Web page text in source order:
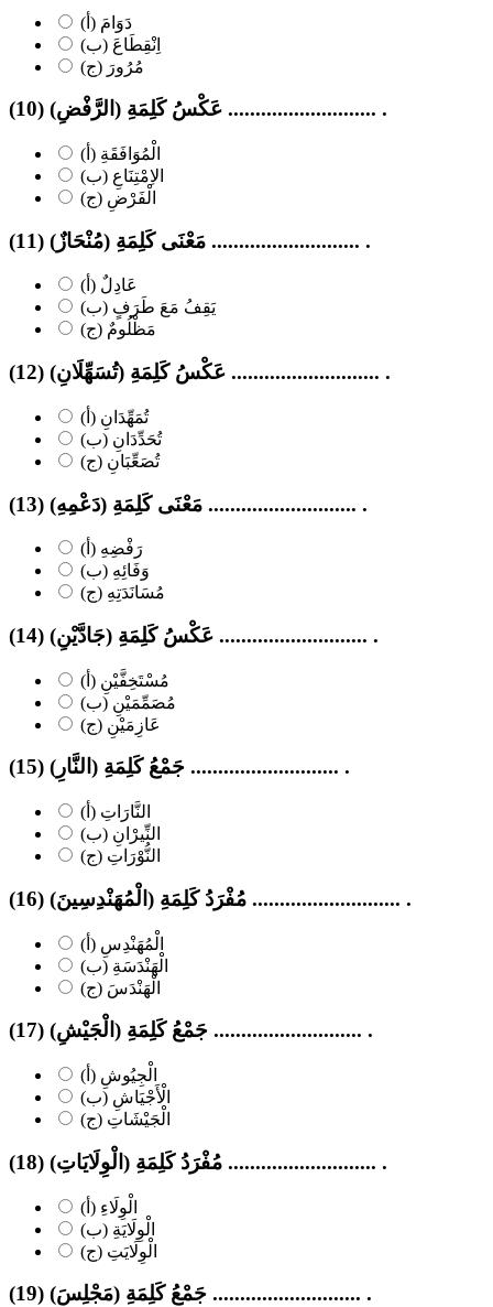
(أ) دَوَامَ
(ب) اِنْقِطَاعَ
(ج) مُرُورَ
(10) عَكْسُ كَلِمَةِ (الرَّفْضِ) ........................... .
(أ) الْمُوَافَقَةِ
(ب) الاِمْتِنَاعِ
(ج) الْفَرْضِ
(11) مَعْنَى كَلِمَةِ (مُنْحَازٌ) ........................... .
(أ) عَادِلٌ
(ب) يَقِفُ مَعَ طَرَفٍ
(ج) مَظْلُومٌ
(12) عَكْسُ كَلِمَةِ (تُسَهِّلَانِ) ........................... .
(أ) تُمَهِّدَانِ
(ب) تُحَدِّدَانِ
(ج) تُصَعِّبَانِ
(13) مَعْنَى كَلِمَةِ (دَعْمِهِ) ........................... .
(أ) رَفْضِهِ
(ب) وَفَائِهِ
(ج) مُسَانَدَتِهِ
(14) عَكْسُ كَلِمَةِ (جَادَّيْنِ) ........................... .
(أ) مُسْتَخِفَّيْنِ
(ب) مُصَمِّمَيْنِ
(ج) عَازِمَيْنِ
(15) جَمْعُ كَلِمَةِ (النَّارِ) ........................... .
(أ) النَّارَاتِ
(ب) النِّيرْانِ
(ج) النُّوْرَاتِ
(16) مُفْرَدُ كَلِمَةِ (الْمُهَنْدِسِينَ) ........................... .
(أ) الْمُهَنْدِسِ
(ب) الْهَنْدَسَةِ
(ج) الْهَنْدَسَ
(17) جَمْعُ كَلِمَةِ (الْجَيْشِ) ........................... .
(أ) الْجِيُوشِ
(ب) الْأَجْيَاشِ
(ج) الْجَيْشَاتِ
(18) مُفْرَدُ كَلِمَةِ (الْوِلَايَاتِ) ........................... .
(أ) الْوِلَاءِ
(ب) الْوِلَايَةِ
(ج) الْوِلَايَتِ
(19) جَمْعُ كَلِمَةِ (مَجْلِسَ) ........................... .